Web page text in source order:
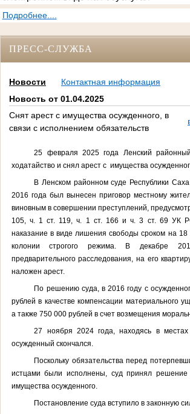
Подробнее....
ПРЕСС-СЛУЖБА
Новости
Контактная информация
Новость от 01.04.2025
Снят арест с имущества осужденного, в
связи с исполнением обязательств
25 февраля 2025 года Ленский
ходатайство и снял арест с имущества
В Ленском районном суде Республики
2016 года был вынесен приговор местному
виновным в совершении преступлений,
105, ч. 1 ст. 119, ч. 1 ст. 166 и ч. 3 ст. 69 УК
наказание в виде лишения свободы сроком на
колонии строгого режима. В декабре
предварительного расследования, на его
наложен арест.
По решению суда, в 2016 году с
рублей в качестве компенсации материального
а также 750 000 рублей в счет возмещения
27 ноября 2024 года, находясь в
осужденный скончался.
Поскольку обязательства перед
истцами были исполнены, суд принял
имущества осужденного.
Постановление суда вступило в законную